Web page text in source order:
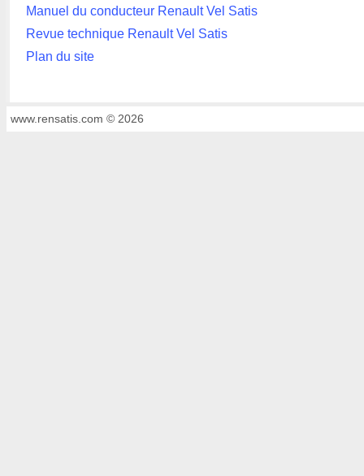
Manuel du conducteur Renault Vel Satis
Revue technique Renault Vel Satis
Plan du site
www.rensatis.com © 2026